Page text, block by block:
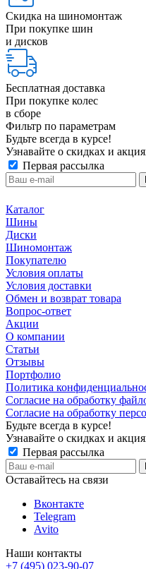
Скидка на шиномонтаж
При покупке шин
и дисков
Бесплатная доставка
При покупке колес
в сборе
Фильтр по параметрам
Будьте всегда в курсе!
Узнавайте о скидках и
Первая рассылка
Каталог
Шины
Диски
Шиномонтаж
Покупателю
Условия оплаты
Условия доставки
Обмен и возврат товара
Вопрос-ответ
Акции
О компании
Статьи
Отзывы
Портфолио
Политика
Согласие на обработку
Согласие на обработку
Будьте всегда в курсе!
Узнавайте о скидках и
Первая рассылка
Оставайтесь на связи
Вконтакте
Telegram
Avito
Наши контакты
+7 (495) 023-90-07